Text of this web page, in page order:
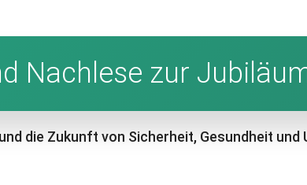
Nachlese zur
die Zukunft von Sicherheit, Gesundheit